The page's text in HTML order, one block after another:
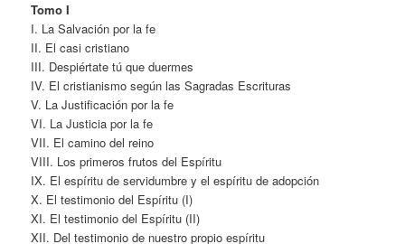
Tomo I
I. La Salvación por la fe
II. El casi cristiano
III. Despiértate tú que duermes
IV. El cristianismo según las Sagradas Escrituras
V. La Justificación por la fe
VI. La Justicia por la fe
VII. El camino del reino
VIII. Los primeros frutos del Espíritu
IX. El espíritu de servidumbre y el espíritu de adopción
X. El testimonio del Espíritu (I)
XI. El testimonio del Espíritu (II)
XII. Del testimonio de nuestro propio espíritu